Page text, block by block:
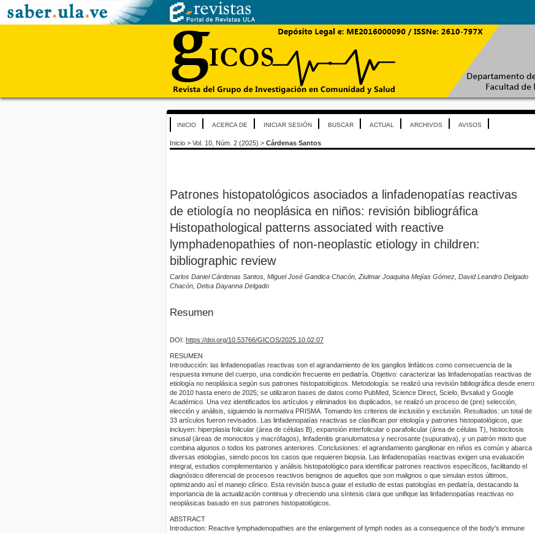
INICIO ACERCA DE INICIAR SESIÓN BUSCAR ACTUAL ARCHIVOS AVISOS
Inicio > Vol. 10, Núm. 2 (2025) > Cárdenas Santos
Patrones histopatológicos asociados a linfadenopatías reactivas
de etiología no neoplásica en niños: revisión bibliográfica
Histopathological patterns associated with reactive
lymphadenopathies of non-neoplastic etiology in children:
bibliographic review
Carlos Daniel Cárdenas Santos, Miguel José Gandica Chacón, Ziulmar Joaquina Mejías Gómez, David Leandro Delgado
Chacón, Delsa Dayanna Delgado
Resumen
DOI: https://doi.org/10.53766/GICOS/2025.10.02.07
RESUMEN
Introducción: las linfadenopatías reactivas son el agrandamiento de los ganglios linfáticos como consecuencia de la
respuesta inmune del cuerpo, una condición frecuente en pediatría. Objetivo: caracterizar las linfadenopatías reactivas de
etiología no neoplásica según sus patrones histopatológicos. Metodología: se realizó una revisión bibliográfica desde enero
de 2010 hasta enero de 2025; se utilizaron bases de datos como PubMed, Science Direct, Scielo, Bvsalud y Google
Académico. Una vez identificados los artículos y eliminados los duplicados, se realizó un proceso de (pre) selección,
elección y análisis, siguiendo la normativa PRISMA. Tomando los criterios de inclusión y exclusión. Resultados: un total de
33 artículos fueron revisados. Las linfadenopatías reactivas se clasifican por etiología y patrones histopatológicos, que
incluyen: hiperplasia folicular (área de células B), expansión interfolicular o parafolicular (área de células T), histiocitosis
sinusal (áreas de monocitos y macrófagos), linfadenitis granulomatosa y necrosante (supurativa), y un patrón mixto que
combina algunos o todos los patrones anteriores. Conclusiones: el agrandamiento ganglionar en niños es común y abarca
diversas etiologías, siendo pocos los casos que requieren biopsia. Las linfadenopatías reactivas exigen una evaluación
integral, estudios complementarios y análisis histopatológico para identificar patrones reactivos específicos, facilitando el
diagnóstico diferencial de procesos reactivos benignos de aquellos que son malignos o que simulan estos últimos,
optimizando así el manejo clínico. Esta revisión busca guiar el estudio de estas patologías en pediatría, destacando la
importancia de la actualización continua y ofreciendo una síntesis clara que unifique las linfadenopatías reactivas no
neoplásicas basado en sus patrones histopatológicos.
ABSTRACT
Introduction: Reactive lymphadenopathies are the enlargement of lymph nodes as a consequence of the body's immune